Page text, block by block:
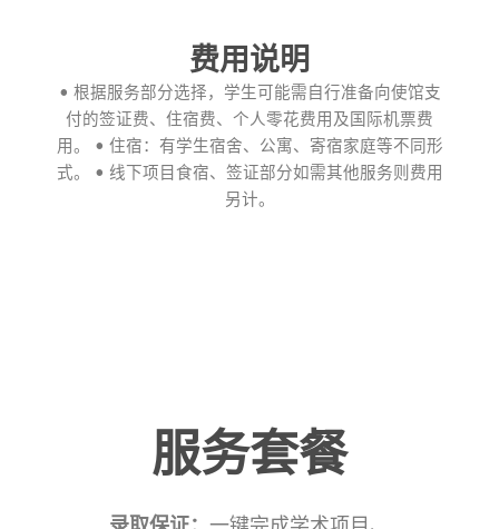
费用说明
• 根据服务部分选择，学生可能需自行准备向使馆支
付的签证费、住宿费、个人零花费用及国际机票费
用。 • 住宿：有学生宿舍、公寓、寄宿家庭等不同形
式。 • 线下项目食宿、签证部分如需其他服务则费用
另计。
服务套餐